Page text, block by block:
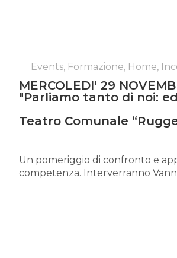
Events, Formazione, Home,
MERCOLEDI' 29
"Parliamo tanto di noi:
Teatro Comunale
Un pomeriggio di confronto e
competenza. Interverranno